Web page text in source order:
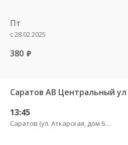
Пт
с 28.02.2025
380 руб.
13:45
Саратов (ул. Аткарская, дом 66 А)